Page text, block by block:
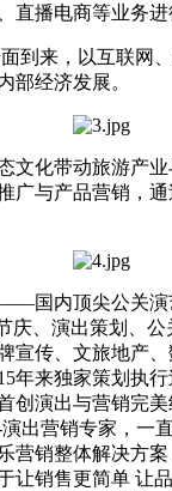
直播电商等业务进
来，以互联网、
部经济发展。
化带动旅游产业
广与产品营销，
内顶尖公关演
庆、演出策划、
宣传、文旅地产
年来独家策划执
创演出与营销完
出营销专家，一
营销整体解决方
让销售更简单 让